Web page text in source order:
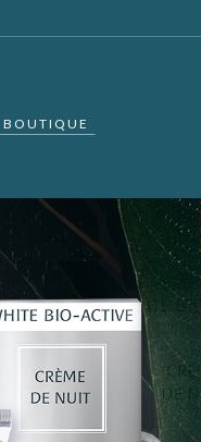
BOUTIQUE